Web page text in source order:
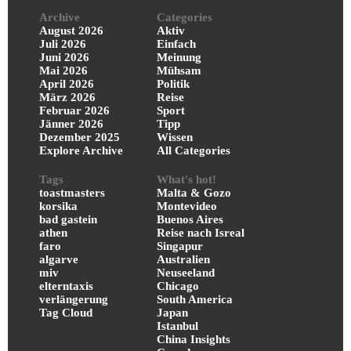
Archive
August 2026
Juli 2026
Juni 2026
Mai 2026
April 2026
März 2026
Februar 2026
Jänner 2026
Dezember 2025
Explore Archive
Categories
Aktiv
Einfach
Meinung
Mühsam
Politik
Reise
Sport
Tipp
Wissen
All Categories
Tags
toastmasters
korsika
bad gastein
athen
faro
algarve
miv
elterntaxis
verlängerung
Tag Cloud
What's hot!
Malta & Gozo
Montevideo
Buenos Aires
Reise nach Isreal
Singapur
Australien
Neuseeland
Chicago
South America
Japan
Istanbul
China Insights